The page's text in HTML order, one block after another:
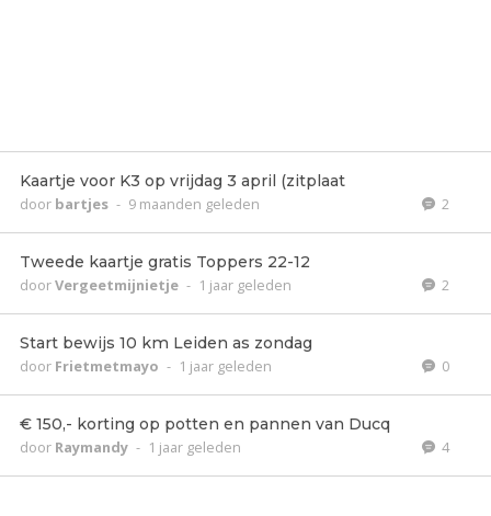
Kaartje voor K3 op vrijdag 3 april (zitplaat
door bartjes - 9 maanden geleden 2
Tweede kaartje gratis Toppers 22-12
doorVergeetmijnietje - 1 jaar geleden 2
Start bewijs 10 km Leiden as zondag
door Frietmetmayo - 1 jaar geleden 0
€ 150,- korting op potten en pannen van Ducq
door Raymandy - 1 jaar geleden 4